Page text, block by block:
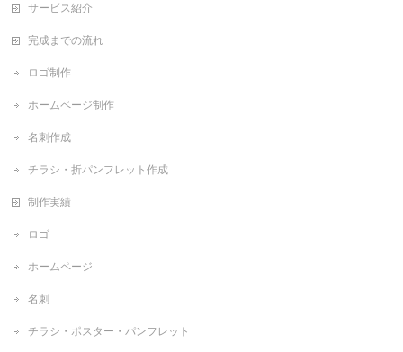
サービス紹介
完成までの流れ
ロゴ制作
ホームページ制作
名刺作成
チラシ・折パンフレット作成
制作実績
ロゴ
ホームページ
名刺
チラシ・ポスター・パンフレット